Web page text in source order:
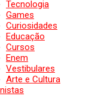
Tecnologia
Games
Curiosidades
Educação
Cursos
Enem
Vestibulares
Arte e Cultura